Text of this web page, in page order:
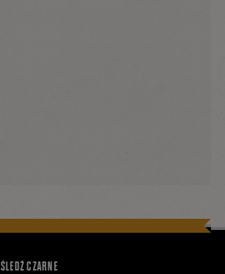
ŚLEDŹ CZARNE